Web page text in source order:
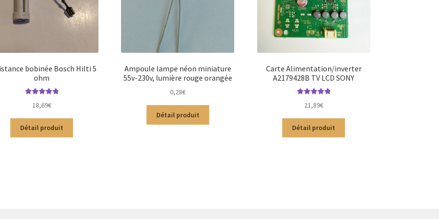
bobinée Bosch Hilti 5
ohm
5
18,69€
Détail produit
Ampoule lampe néon miniature
55v-230v, lumière rouge orangée
0,28€
Détail produit
Carte Alimentation/inverter
A2179428B TV LCD SONY
5
21,89€
Détail produit